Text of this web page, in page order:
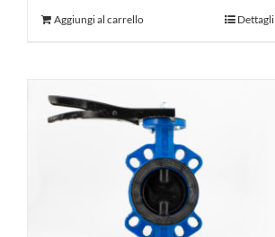
Aggiungi al carrello Dettagli